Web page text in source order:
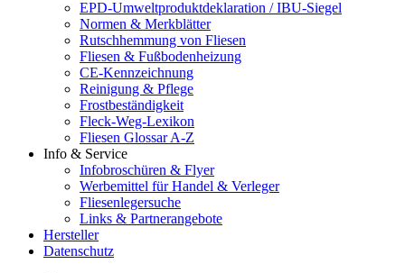
EPD-Umweltproduktdeklaration / IBU-Siegel
Normen & Merkblätter
Rutschhemmung von Fliesen
Fliesen & Fußbodenheizung
CE-Kennzeichnung
Reinigung & Pflege
Frostbeständigkeit
Fleck-Weg-Lexikon
Fliesen Glossar A-Z
Info & Service
Infobroschüren & Flyer
Werbemittel für Handel & Verleger
Fliesenlegersuche
Links & Partnerangebote
Hersteller
Datenschutz